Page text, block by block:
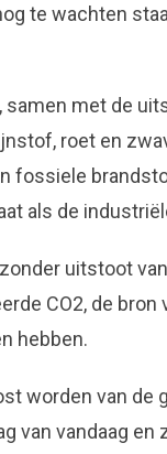
te wachten
samen met de
roet en
fossiele
als de
uitstoot
CO2, de bron
hebben.
worden van de
van vandaag en